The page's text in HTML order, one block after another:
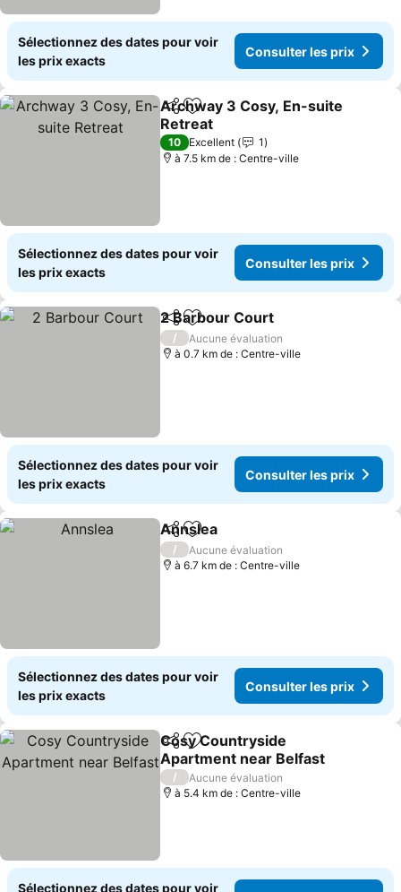
Sélectionnez des dates pour voir
les prix exacts
Consulter les prix
PartagerAjouter à mes favoris
Archway 3 Cosy, En-suite
Retreat
Consulter les prix
10 Excellent
1
à 7.5 km de : Centre-ville
Sélectionnez des dates pour voir
les prix exacts
Consulter les prix
PartagerAjouter à mes favoris
2 Barbour Court
/
Aucune évaluation
à 0.7 km de : Centre-ville
Sélectionnez des dates pour voir
les prix exacts
Consulter les prix
PartagerAjouter à mes favoris
Annslea
/
Aucune évaluation
à 6.7 km de : Centre-ville
Sélectionnez des dates pour voir
les prix exacts
Consulter les prix
PartagerAjouter à mes favoris
Cosy Countryside
Apartment near Belfast
Consulter les prix
/
Aucune évaluation
à 5.4 km de : Centre-ville
Sélectionnez des dates pour voir